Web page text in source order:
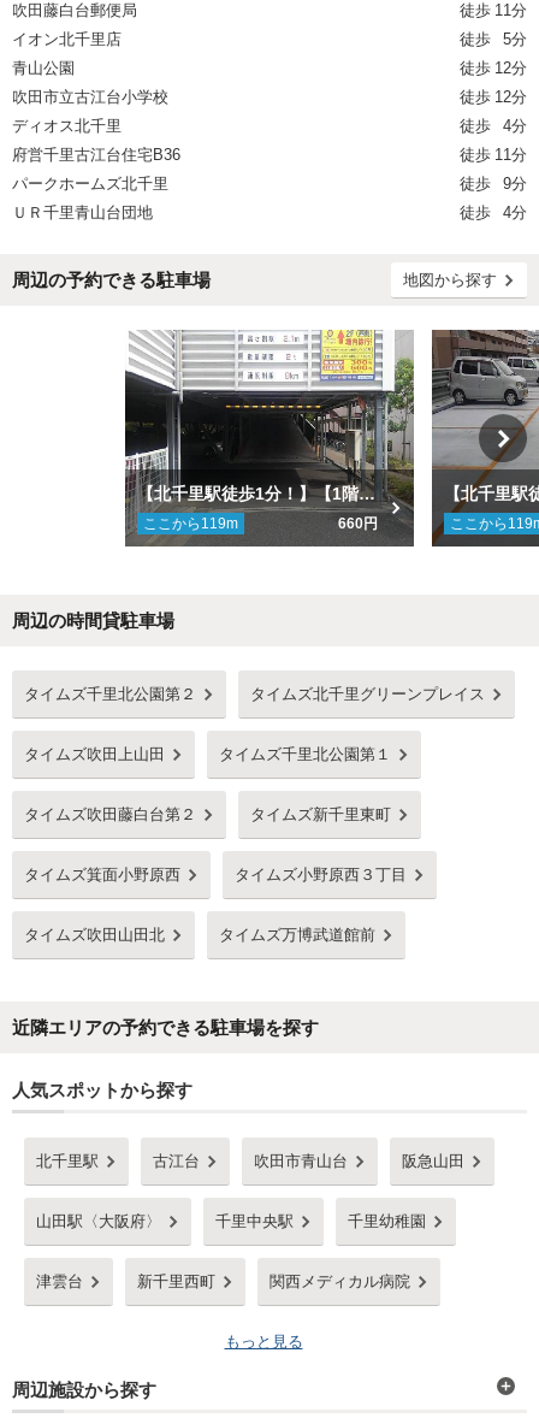
吹田藤白台郵便局
徒歩 11分
イオン北千里店
徒歩
5分
青山公園
徒歩 12分
吹田市立古江台小学校
徒歩 12分
ディオス北千里
徒歩
4分
府営千里古江台住宅B36
徒歩 11分
パークホームズ北千里
徒歩
9分
ＵＲ千里青山台団地
徒歩 4分
周辺の予約できる駐車場 地図から探す
【北千里駅徒歩1分！】【1階】ＯＰＨ北千里駅前 2号棟・3号棟北側駐車場
ここから 119m 660円 ここから 119
周辺の時間貸駐車場
タイムズ千里北公園第２ タイムズ北千里グリーンプレイス
タイムズ吹田上山田 タイムズ千里北公園第１
タイムズ吹田藤白台第２ タイムズ新千里東町
タイムズ箕面小野原西 タイムズ小野原西３丁目
タイムズ吹田山田北 タイムズ万博武道館前
近隣エリアの予約できる駐車場を探す
人気スポットから探す
北千里駅 古江台 吹田市青山台 阪急山田
山田駅〈大阪府〉 千里中央駅 千里幼稚園
津雲台 新千里西町 関西メディカル病院
もっと見る
周辺施設から探す